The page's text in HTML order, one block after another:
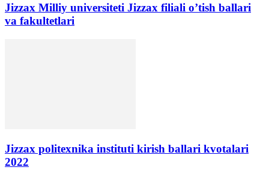
Jizzax Milliy universiteti Jizzax filiali o’tish ballari
va fakultetlari
Jizzax politexnika instituti kirish ballari kvotalari
2022